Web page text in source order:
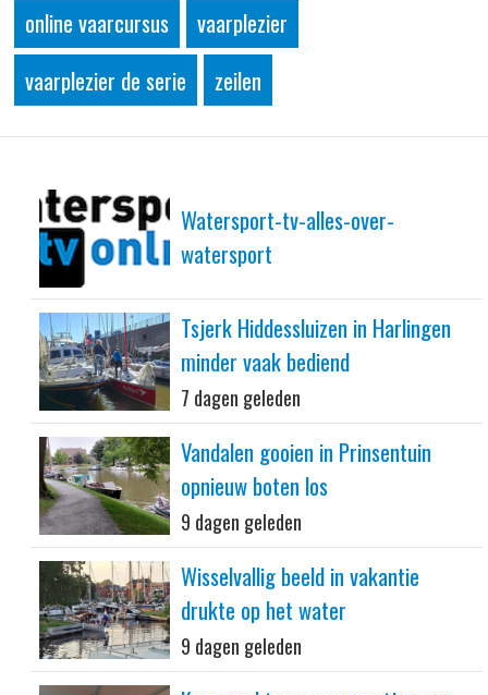
online vaarcursus
vaarplezier
vaarplezier de serie
zeilen
Watersport-tv-alles-over-
watersport
Tsjerk Hiddessluizen in Harlingen
minder vaak bediend
7 dagen geleden
Vandalen gooien in Prinsentuin
opnieuw boten los
9 dagen geleden
Wisselvallig beeld in vakantie
drukte op het water
9 dagen geleden